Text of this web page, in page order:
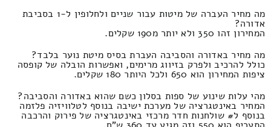
מה מחיר העברה של מיטות עבור שניים ולחלופין ל-1 בסביבת
אדורה?
המחירון זהו 350 ולא יותר מ190 שקלים.
מה מחיר באדורה והסביבה העברת בסיס מיטת נוער בלבד?
כולל להרכיב ולפרק בזיווג מרימים, ואפשרות הובלה של קופסה
ציפות המחירון הוא 650 ולכל היותר 180 שקלים.
מהי עלות שינוע של ספות בסלון כשם שהוא באדורה והסביבה?
המחיר באינטגרציה של מערכת ישיבה בנוסף לטלוויזיה פלזמה
בנוסף ל# שולחנות חדר מרכזי באינטגרציה של פירוק והרכבה